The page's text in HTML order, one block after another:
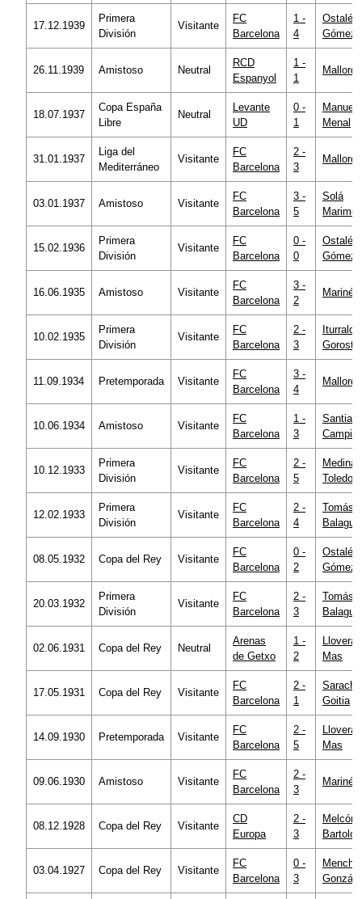
17.12.1939
Primera
División
Visitante
FC
Barcelona
1 -
4
Ostalé
Gómez
26.11.1939 Amistoso Neutral
RCD
Espanyol
1 -
1
18.07.1937
Copa España
Libre
Neutral
Levante
UD
0 -
1
Manuel
Menal
31.01.1937
Liga del
Mediterráneo
Visitante
FC
Barcelona
2 -
3
03.01.1937 Amistoso Visitante
FC
Barcelona
3 -
5
Solá
Marimón
15.02.1936
Primera
División
Visitante
FC
Barcelona
0 -
0
Ostalé
Gómez
16.06.1935 Amistoso Visitante
FC
Barcelona
3 -
2
Mariné
10.02.1935
Primera
División
Visitante
FC
Barcelona
2 -
3
Iturralde
11.09.1934 Pretemporada Visitante
FC
Barcelona
3 -
4
10.06.1934 Amistoso Visitante
FC
Barcelona
1 -
3
Campillo
10.12.1933
Primera
División
Visitante
FC
Barcelona
2 -
5
Medina
Toledo
12.02.1933
Primera
División
Visitante
FC
Barcelona
2 -
4
Tomás
08.05.1932 Copa del Rey Visitante
FC
Barcelona
0 -
2
Ostalé
Gómez
20.03.1932
Primera
División
Visitante
FC
Barcelona
2 -
3
Tomás
02.06.1931 Copa del Rey Neutral
Arenas
de Getxo
1 -
2
Llovera
Mas
17.05.1931 Copa del Rey Visitante
FC
Barcelona
2 -
1
Saracho
Goitia
14.09.1930 Pretemporada Visitante
FC
Barcelona
2 -
5
Llovera
Mas
09.06.1930 Amistoso Visitante
FC
Barcelona
2 -
3
Mariné
08.12.1928 Copa del Rey Visitante
CD
Europa
2 -
3
Melcón
03.04.1927 Copa del Rey Visitante
FC
Barcelona
0 -
3